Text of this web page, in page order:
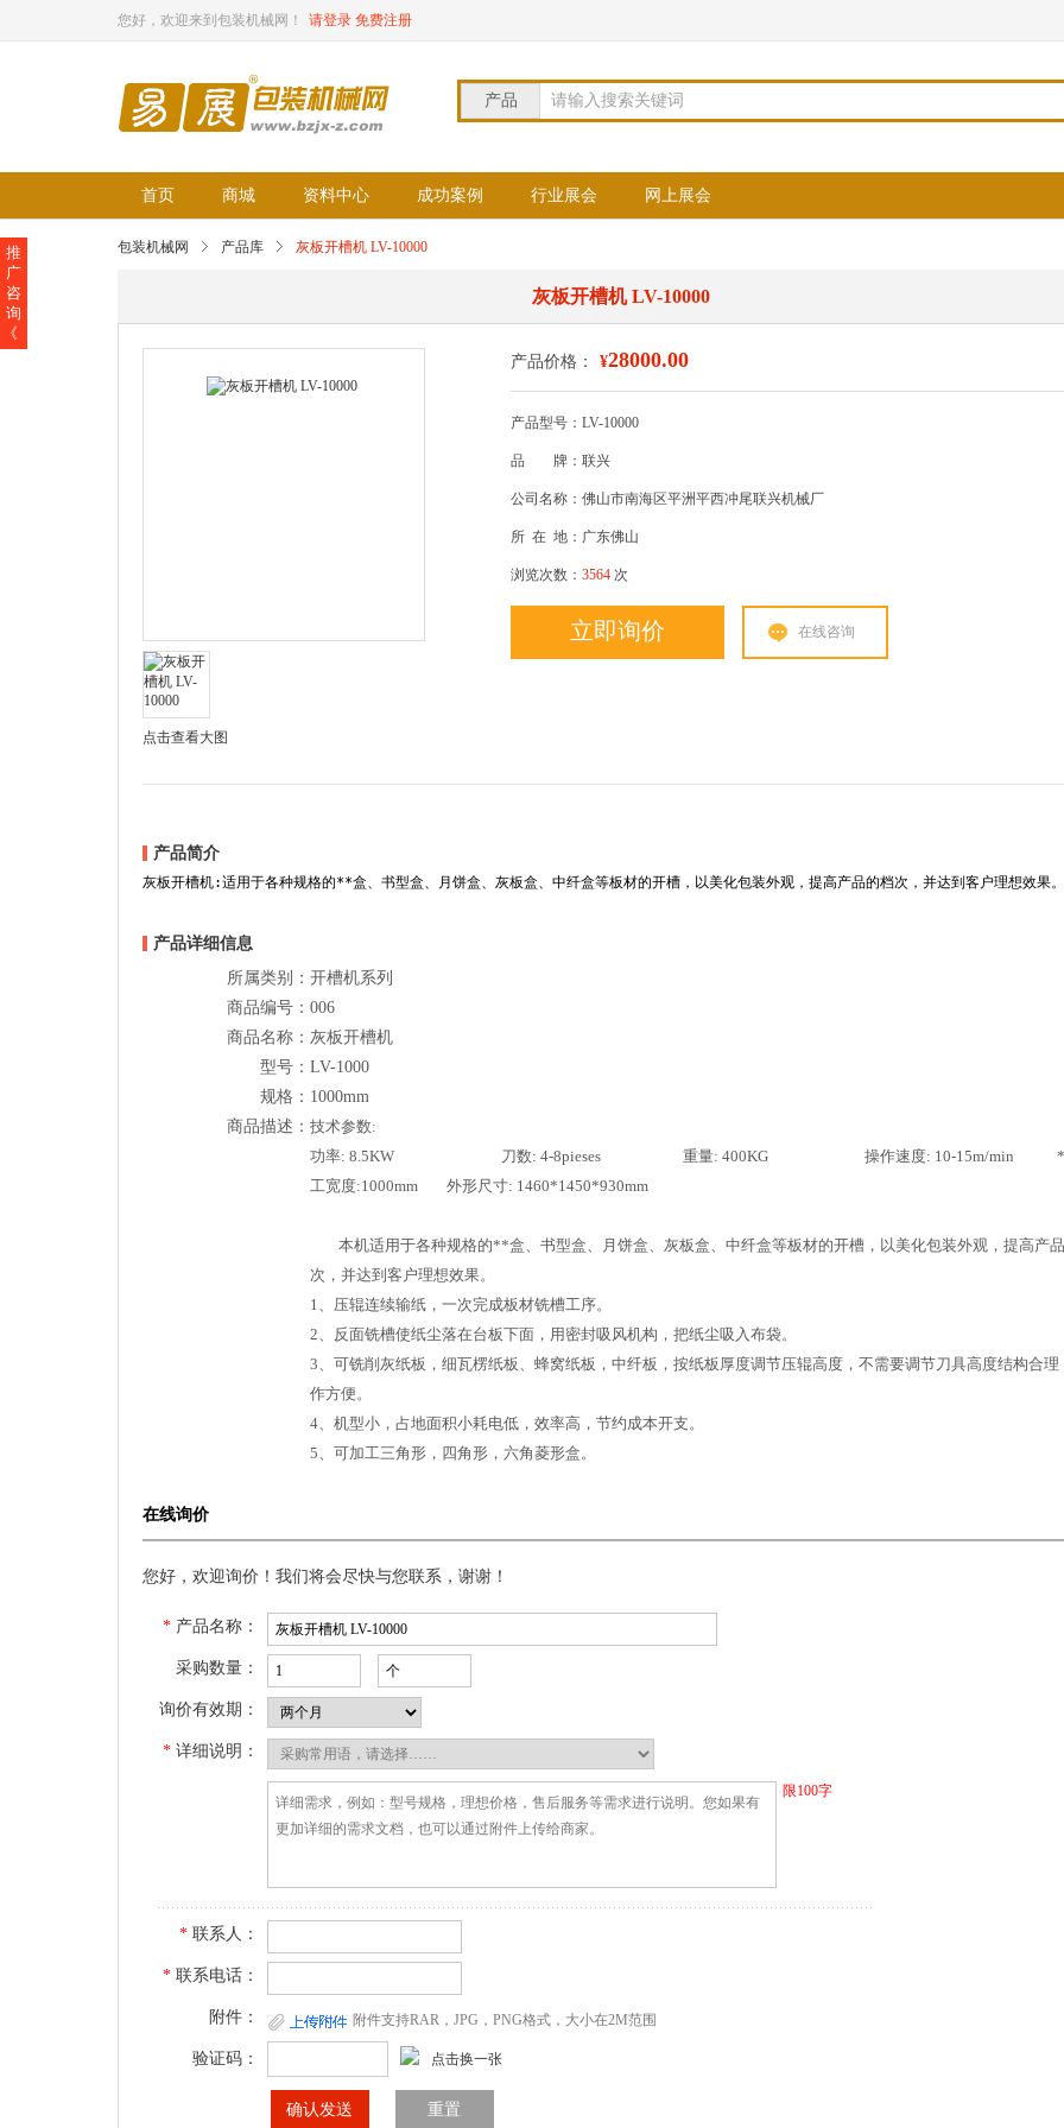
您好，欢迎来到包装机械网！ 请登录 免费注册
产品 请输入搜索关键词
首页 商城 资料中心 成功案例 行业展会 网上展会
包装机械网 产品库 灰板开槽机 LV-10000
灰板开槽机 LV-10000
点击查看大图
产品价格： ¥28000.00
产品型号：LV-10000
品 牌：联兴
公司名称：佛山市南海区平洲平西冲尾联兴机械厂
所 在 地：广东佛山
浏览次数： 3564 次
立即询价 在线咨询
产品简介
灰板开槽机:适用于各种规格的**盒、书型盒、月饼盒、灰板盒、中纤盒等板材的开槽，以美化包装外观，提高产品的档次，并达到客户理想效果。
产品详细信息
所属类别： 开槽机系列
商品编号： 006
商品名称： 灰板开槽机
型号： LV-1000
规格： 1000mm
商品描述： 技术参数:
功率: 8.5KW 刀数: 4-8pieses 重量: 400KG 操作速度: 10-15m/min *
工宽度:1000mm 外形尺寸: 1460*1450*930mm
本机适用于各种规格的**盒、书型盒、月饼盒、灰板盒、中纤盒等板材的开槽，以美化包装外观，提高产
次，并达到客户理想效果。
1、压辊连续输纸，一次完成板材铣槽工序。
2、反面铣槽使纸尘落在台板下面，用密封吸风机构，把纸尘吸入布袋。
3、可铣削灰纸板，细瓦楞纸板、蜂窝纸板，中纤板，按纸板厚度调节压辊高度，不需要调节刀具高度结构合理
作方便。
4、机型小，占地面积小耗电低，效率高，节约成本开支。
5、可加工三角形，四角形，六角菱形盒。
在线询价
您好，欢迎询价！我们将会尽快与您联系，谢谢！
* 产品名称：
采购数量：
询价有效期：
* 详细说明：
限100字
* 联系人：
* 联系电话：
附件： 附件支持RAR，JPG，PNG格式，大小在2M范围
验证码： 点击换一张
推
广
咨
询
《